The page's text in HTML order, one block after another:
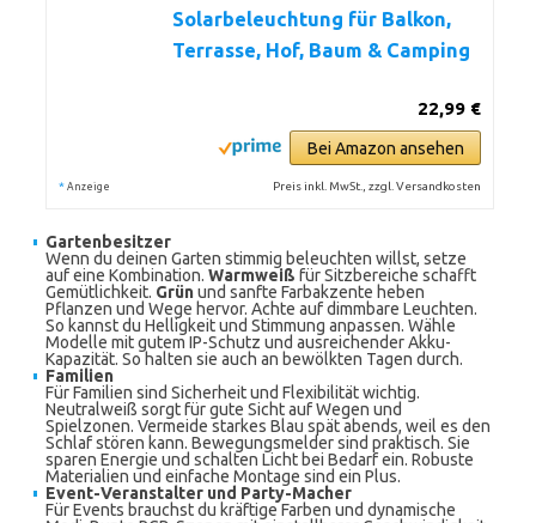
Solarbeleuchtung für Balkon,
Terrasse, Hof, Baum & Camping
22,99 €
Bei Amazon ansehen
* Anzeige Preis inkl. MwSt., zzgl. Versandkosten
Gartenbesitzer
Wenn du deinen Garten stimmig beleuchten willst, setze
auf eine Kombination. Warmweiß für Sitzbereiche schafft
Gemütlichkeit. Grünund sanfte Farbakzente heben
Pflanzen und Wege hervor. Achte auf dimmbare Leuchten.
So kannst du Helligkeit und Stimmung anpassen. Wähle
Modelle mit gutem IP-Schutz und ausreichender Akku-
Kapazität. So halten sie auch an bewölkten Tagen durch.
Familien
Für Familien sind Sicherheit und Flexibilität wichtig.
Neutralweiß sorgt für gute Sicht auf Wegen und
Spielzonen. Vermeide starkes Blau spät abends, weil es den
Schlaf stören kann. Bewegungsmelder sind praktisch. Sie
sparen Energie und schalten Licht bei Bedarf ein. Robuste
Materialien und einfache Montage sind ein Plus.
Event-Veranstalter und Party-Macher
Für Events brauchst du kräftige Farben und dynamische